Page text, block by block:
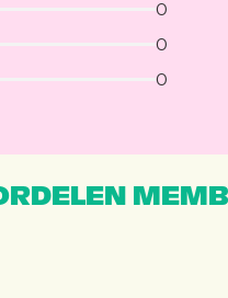
0
0
0